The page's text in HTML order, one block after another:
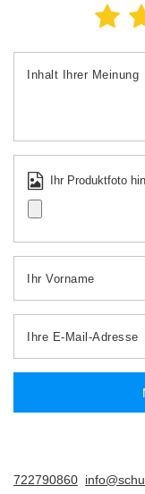
Inhalt Ihrer Meinung
Ihr Produktfoto
Ihr Vorname
Ihre E-Mail-Adresse
722790860